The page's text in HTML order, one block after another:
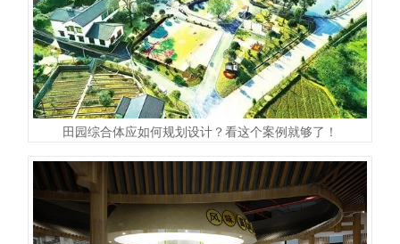
田园综合体应如何规划设计？看这个案例就够了！